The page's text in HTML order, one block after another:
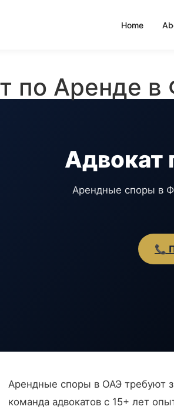
Home
по Аренде
Адвокат
Арендные споры в
📞
Арендные споры в ОАЭ требуют
команда адвокатов с 15+ лет